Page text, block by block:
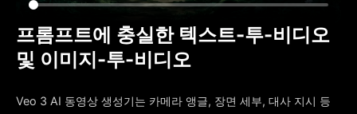
프롬프트에 충실한 텍스트-투-비디오
및 이미지-투-비디오
Veo 3 AI 동영상 생성기는 카메라 앵글, 장면 세부, 대사 지시 등